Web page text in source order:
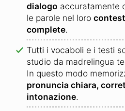
dialogo accuratamente
le parole nel loro
complete.
Tutti i vocaboli e i testi
studio da madrelingua
In questo modo
pronuncia chiara,
intonazione.